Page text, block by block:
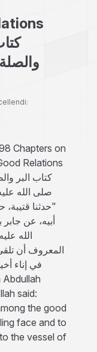
Chapters on
Relations
"حدثنا
أبيه، عن
الله
المعروف أن
في إناء
said:
the good
face and to
the vessel of